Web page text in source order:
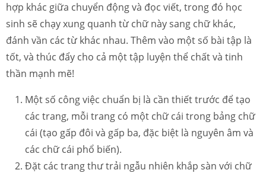
hợp khác giữa chuyển động và đọc viết, trong đó học
sinh sẽ chạy xung quanh từ chữ này sang chữ khác,
đánh vần các từ khác nhau. Thêm vào một số bài tập là
tốt, và thúc đẩy cho cả một tập luyện thể chất và tinh
thần mạnh mẽ!
Một số công việc chuẩn bị là cần thiết trước để tạo
các trang, mỗi trang có một chữ cái trong bảng chữ
cái (tạo gấp đôi và gấp ba, đặc biệt là nguyên âm và
các chữ cái phổ biến).
Đặt các trang thư trải ngẫu nhiên khắp sàn với chữ